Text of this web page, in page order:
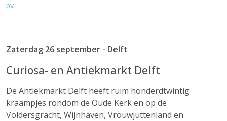
bv
Zaterdag 26 september - Delft
Curiosa- en Antiekmarkt Delft
De Antiekmarkt Delft heeft ruim honderdtwintig
kraampjes rondom de Oude Kerk en op de
Voldersgracht, Wijnhaven, Vrouwjuttenland en